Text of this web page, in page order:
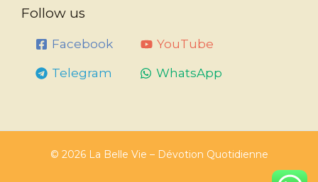
Follow us
Facebook YouTube
Telegram WhatsApp
© 2026 La Belle Vie – Dévotion Quotidienne